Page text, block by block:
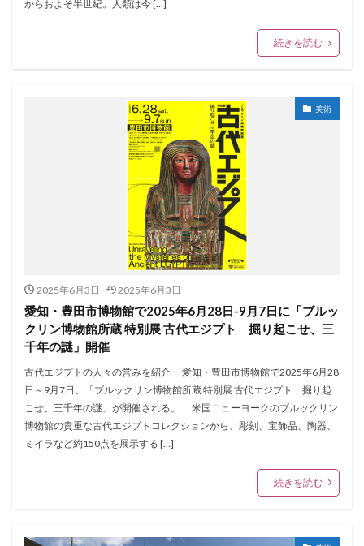
からおよそ半世紀。人類は今 […]
続きを読む
美術
2025年6月3日 2025年6月3日
愛知・豊田市博物館で2025年6月28日-9月7日に「ブルッ
クリン博物館所蔵 特別展 古代エジプト 掘り起こせ、三
千年の謎」開催
古代エジプトの人々の営みを紹介 愛知・豊田市博物館で2025年6月28
日～9月7日、「ブルックリン博物館所蔵 特別展 古代エジプト 掘り起
こせ、三千年の謎」が開催される。 米国ニューヨークのブルックリン
博物館の貴重な古代エジプトコレクションから、彫刻、宝飾品、陶器、
ミイラなど約150点を展示する […]
続きを読む